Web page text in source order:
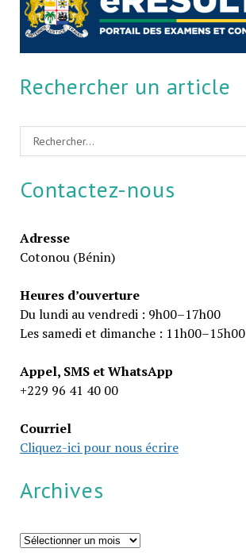
Rechercher un article
Contactez-nous
Adresse
Cotonou (Bénin)
Heures d’ouverture
Du lundi au vendredi : 9h00–17h00
Les samedi et dimanche : 11h00–15h00
Appel, SMS et WhatsApp
+229 96 41 40 00
Courriel
Cliquez-ici pour nous écrire
Archives
Archives